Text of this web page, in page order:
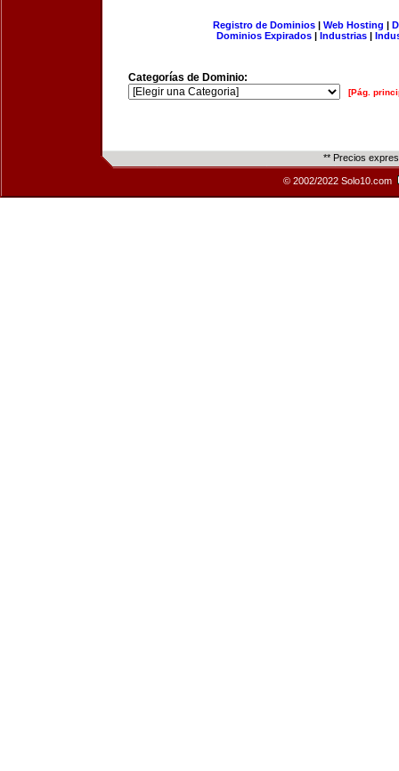
Registro de Dominios| Web Hosting |
Dominios Expirados | Industrias |
Categorías de Dominio:
[Pág.
** Precios
© 2002/2022 Solo10.com